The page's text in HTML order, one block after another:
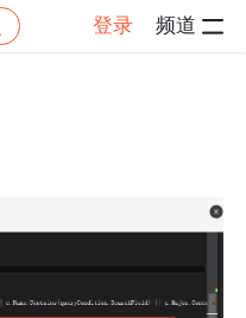
登录 频道